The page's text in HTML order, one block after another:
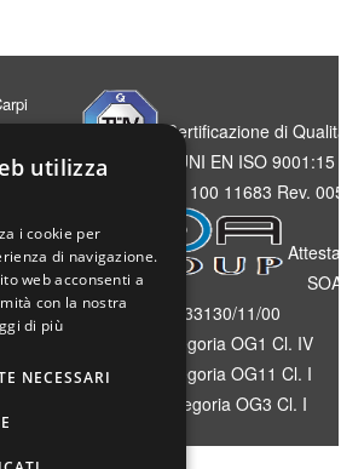
Certificazione di
UNI EN ISO 9001:15
Certificato 50 100 11683 Rev.
33130/11/00
Categoria OG1 Cl. IV
Categoria OG11 Cl. I
Categoria OG3 Cl. I
utilizza
i cookie per
di navigazione.
web acconsenti a
con la nostra
di più
NECESSARI